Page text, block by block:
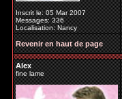
Inscrit le: 05 Mar 2007
Messages: 336
Localisation: Nancy
Revenir en haut de page
Alex
fine lame